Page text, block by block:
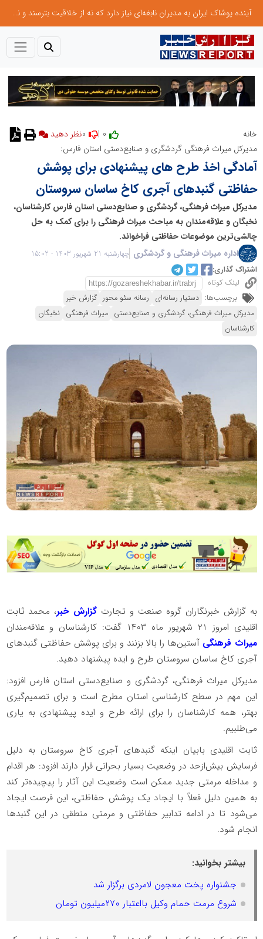
آینده پوشاک ایران به مدیران نابغه‌ای نیاز دارد که نه از خلاقیت بترسند و نه بروکراسی
خانه
نظر دهید
مدیرکل میراث فرهنگی گردشگری و صنایع‌دستی استان فارس:
آمادگی اخذ طرح های پیشنهادی برای پوشش
حفاظتی گنبدهای آجری کاخ ساسان سروستان
مدیرکل میراث فرهنگی، گردشگری و صنایع‌دستی استان فارس کارشناسان،
نخبگان و علاقه‌مندان به مباحث میراث فرهنگی را برای کمک به حل
چالشی‌ترین موضوعات حفاظتی فراخواند.
اداره میراث فرهنگی و گردشگری چهارشنبه 21 شهریور 1403 - 15:02
اشتراک گذاری:
لینک کوتاه
برچسب‌ها: دستیار رسانه‌ای رسانه سئو محور گزارش خبر
مدیرکل میراث‌ فرهنگی، گردشگری و صنایع‌دستی میراث فرهنگی نخبگان
کارشناسان
به گزارش خبرنگاران گروه صنعت و تجارت گزارش خبر، محمد ثابت
اقلیدی امروز 21 شهریور ماه ۱۴۰۳ گفت: کارشناسان و علاقه‌مندان
میراث فرهنگی آستین‌ها را بالا بزنند و برای پوشش حفاظتی گنبدهای
آجری کاخ ساسان سروستان طرح و ایده پیشنهاد دهید.
مدیرکل میراث فرهنگی، گردشگری و صنایع‌دستی استان فارس افزود:
این مهم در سطح کارشناسی استان مطرح است و برای تصمیم‌گیری
بهتر، همه کارشناسان را برای ارائه طرح و ایده پیشنهادی به یاری
می‌طلبیم.
ثابت اقلیدی بابیان اینکه گنبدهای آجری کاخ سروستان به دلیل
فرسایش بیش‌ازحد در وضعیت بسیار بحرانی قرار دارند افزود: هر اقدام
و مداخله مرمتی جدید ممکن است وضعیت این آثار را پیچیده‌تر کند
به همین دلیل فعلاً با ایجاد یک پوشش حفاظتی، این فرصت ایجاد
می‌شود تا در ادامه تدابیر حفاظتی و مرمتی منطقی در این گنبدها
انجام شود.
بیشتر بخوانید:
جشنواره پخت معجون لامردی برگزار شد
شروع مرمت حمام وکیل بااعتبار ۲۷۰‌میلیون تومان